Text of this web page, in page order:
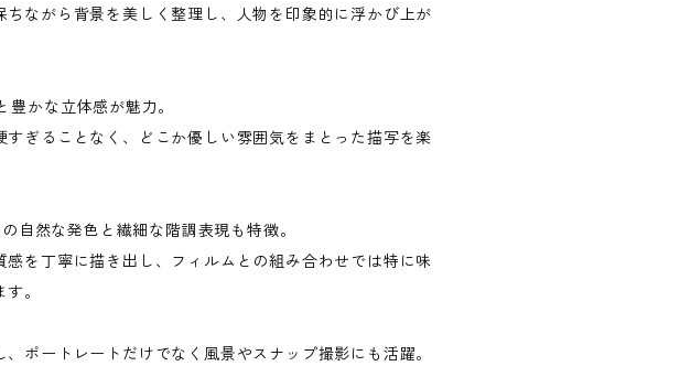
ながら背景を美しく整理し、人物を印象的に浮かび上が
かな立体感が魅力。
ぎることなく、どこか優しい雰囲気をまとった描写を楽
自然な発色と繊細な階調表現も特徴。
感を丁寧に描き出し、フィルムとの組み合わせでは特に味
。
ポートレートだけでなく風景やスナップ撮影にも活躍。